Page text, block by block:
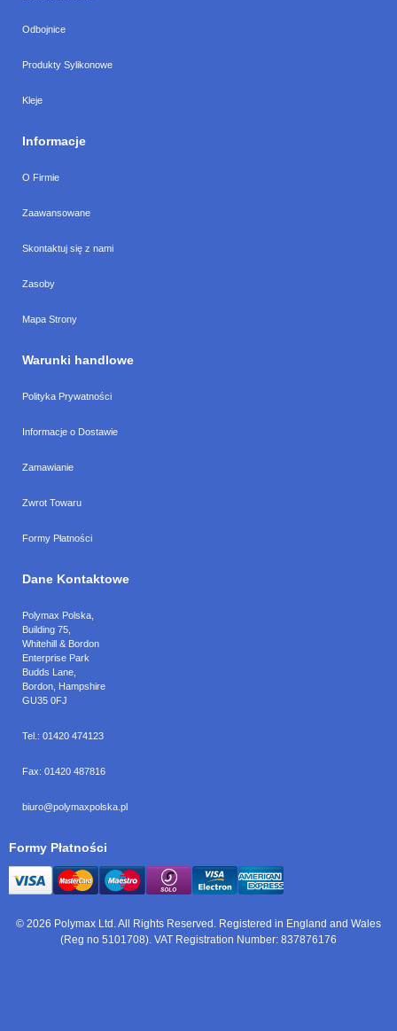
Odbojnice
Produkty Sylikonowe
Kleje
Informacje
O Firmie
Zaawansowane
Skontaktuj się z nami
Zasoby
Mapa Strony
Warunki handlowe
Polityka Prywatności
Informacje o Dostawie
Zamawianie
Zwrot Towaru
Formy Płatności
Dane Kontaktowe
Polymax Polska
Building 75,
Whitehill & Bordon
Enterprise Park
Budds Lane
Bordon Hampshire
GU35 0FJ
Tel.: 01420 474123
Fax: 01420 487816
biuro@polymaxpolska.pl
Formy Płatności
© 2026 Polymax Ltd. All Rights Reserved. Registered in England and Wales
(Reg no 5101708). VAT Registration Number: 837876176